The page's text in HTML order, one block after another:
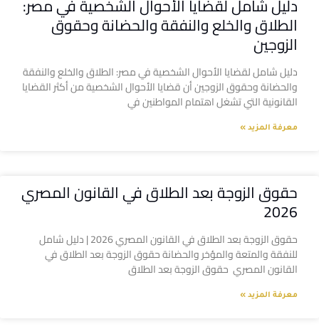
دليل شامل لقضايا الأحوال الشخصية في مصر:
الطلاق والخلع والنفقة والحضانة وحقوق
الزوجين
دليل شامل لقضايا الأحوال الشخصية في مصر: الطلاق والخلع والنفقة
والحضانة وحقوق الزوجين أن قضايا الأحوال الشخصية من أكثر القضايا
القانونية التي تشغل اهتمام المواطنين في
معرفة المزيد »
حقوق الزوجة بعد الطلاق في القانون المصري
2026
حقوق الزوجة بعد الطلاق في القانون المصري 2026 | دليل شامل
للنفقة والمتعة والمؤخر والحضانة حقوق الزوجة بعد الطلاق في
القانون المصري حقوق الزوجة بعد الطلاق
معرفة المزيد »